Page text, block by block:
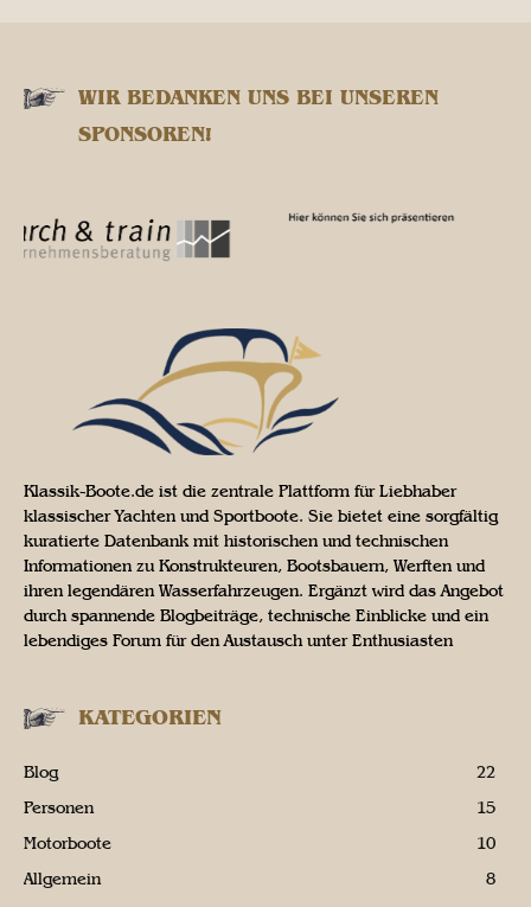
WIR BEDANKEN UNS BEI UNSEREN
SPONSOREN!
Klassik-Boote.de ist die zentrale Plattform für Liebhaber
klassischer Yachten und Sportboote. Sie bietet eine sorgfältig
kuratierte Datenbank mit historischen und technischen
Informationen zu Konstrukteuren, Bootsbauern, Werften und
ihren legendären Wasserfahrzeugen. Ergänzt wird das Angebot
durch spannende Blogbeiträge, technische Einblicke und ein
lebendiges Forum für den Austausch unter Enthusiasten
KATEGORIEN
Blog
22
Personen
15
Motorboote
10
Allgemein
8